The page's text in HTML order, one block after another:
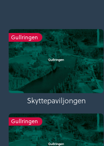
Gullringen
Skyttepaviljongen
Gullringen